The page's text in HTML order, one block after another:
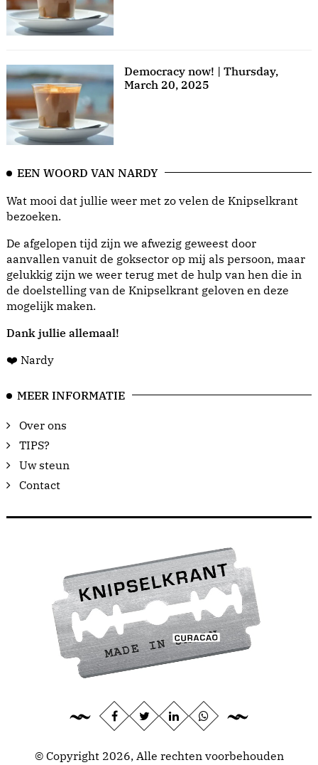
Democracy now! | Thursday,
March 20, 2025
EEN WOORD VAN NARDY
Wat mooi dat jullie weer met zo velen de Knipselkrant
bezoeken.
De afgelopen tijd zijn we afwezig geweest door
aanvallen vanuit de goksector op mij als persoon, maar
gelukkig zijn we weer terug met de hulp van hen die in
de doelstelling van de Knipselkrant geloven en deze
mogelijk maken.
Dank jullie allemaal!
❤️ Nardy
MEER INFORMATIE
Over ons
TIPS?
Uw steun
Contact
© Copyright 2026, Alle rechten voorbehouden